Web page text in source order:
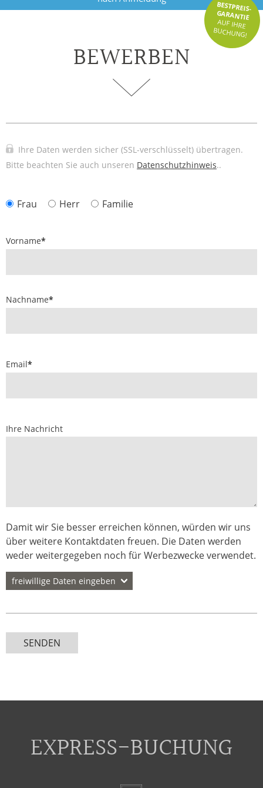
BESTPREIS-
GARANTIE
AUF IHRE
BUCHUNG!
BEWERBEN
Ihre Daten werden sicher (SSL-verschlüsselt) übertragen.
Bitte beachten Sie auch unseren Datenschutzhinweis..
Frau Herr Familie
Vorname*
Nachname*
Email*
Ihre Nachricht
Damit wir Sie besser erreichen können, würden wir uns
über weitere Kontaktdaten freuen. Die Daten werden
weder weitergegeben noch für Werbezwecke verwendet.
freiwillige Daten eingeben
Telefon
SENDEN
EXPRESS-BUCHUNG